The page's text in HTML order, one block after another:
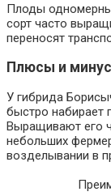
Плоды
сорт часто
переносят
Плюсы и
У гибрида
быстро набирает
Выращивают его
небольших
возделывании в